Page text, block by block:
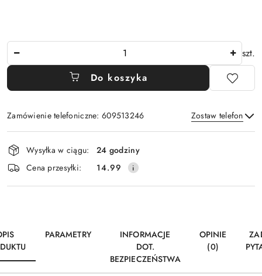
szt.
Do koszyka
Zamówienie telefoniczne: 609513246 Zostaw telefon
Wyślij
Dostępność
i
dostawa
Wysyłka w ciągu:
24 godziny
Cena przesyłki:
14.99
PARAMETRY
INFORMACJE
DOT.
BEZPIECZEŃSTWA
OPINIE
(0)